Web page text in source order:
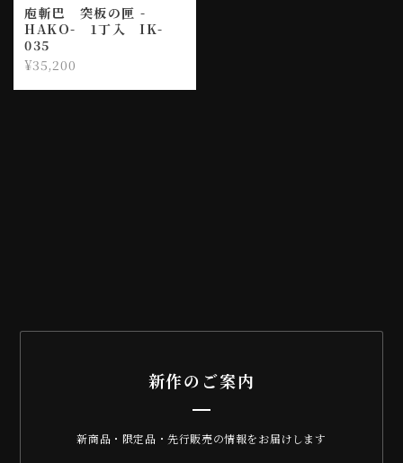
庖斬巴 突板の匣 -
HAKO- 1丁入 IK-
035
¥35,200
新作のご案内
新商品・限定品・先行販売の情報をお届けします